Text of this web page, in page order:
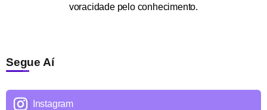
voracidade pelo conhecimento.
Segue Aí
Instagram